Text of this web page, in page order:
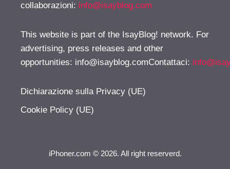
collaborazioni: info@isayblog.com
This website is part of the IsayBlog! network. For
advertising, press releases and other
opportunities: info@isayblog.comContattaci:
Dichiarazione sulla Privacy (UE)
Cookie Policy (UE)
iPhoner.com © 2026. All right reserverd.